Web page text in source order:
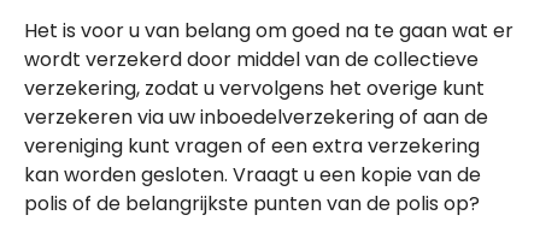
Het is voor u van belang om goed na te gaan wat er
wordt verzekerd door middel van de collectieve
verzekering, zodat u vervolgens het overige kunt
verzekeren via uw inboedelverzekering of aan de
vereniging kunt vragen of een extra verzekering
kan worden gesloten. Vraagt u een kopie van de
polis of de belangrijkste punten van de polis op?